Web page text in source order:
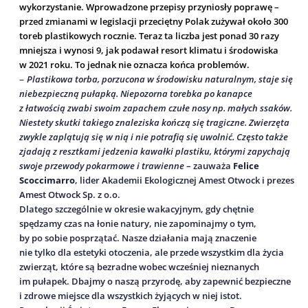
wykorzystanie. Wprowadzone przepisy przyniosły poprawę –
przed zmianami w legislacji przeciętny Polak zużywał około 300
toreb plastikowych rocznie. Teraz ta liczba jest ponad 30 razy
mniejsza i wynosi 9, jak podawał resort klimatu i środowiska
w 2021 roku. To jednak nie oznacza końca problemów.
– Plastikowa torba, porzucona w środowisku naturalnym, staje się
niebezpieczną pułapką. Niepozorna torebka po kanapce
z łatwością zwabi swoim zapachem czułe nosy np. małych ssaków.
Niestety skutki takiego znaleziska kończą się tragiczne. Zwierzęta
zwykle zaplątują się w nią i nie potrafią się uwolnić. Często także
zjadają z resztkami jedzenia kawałki plastiku, którymi zapychają
swoje przewody pokarmowe i trawienne– zauważa Felice
Scoccimarro, lider Akademii Ekologicznej Amest Otwock i prezes
Amest Otwock Sp. z o.o.
Dlatego szczególnie w okresie wakacyjnym, gdy chętnie
spędzamy czas na łonie natury, nie zapominajmy o tym,
by po sobie posprzątać. Nasze działania mają znaczenie
nie tylko dla estetyki otoczenia, ale przede wszystkim dla życia
zwierząt, które są bezradne wobec wcześniej nieznanych
im pułapek. Dbajmy o naszą przyrodę, aby zapewnić bezpieczne
i zdrowe miejsce dla wszystkich żyjących w niej istot.